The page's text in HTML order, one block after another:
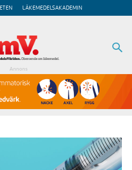
LÄKEMEDELSAKADEMIN
Annons